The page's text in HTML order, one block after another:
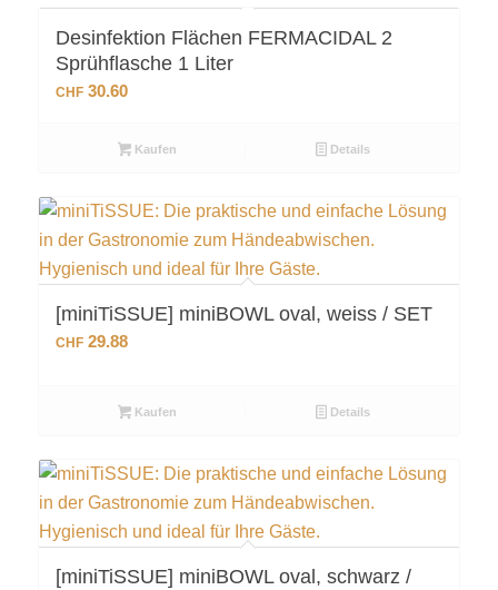
Desinfektion Flächen FERMACIDAL 2
Sprühflasche 1 Liter
CHF30.60
Kaufen Details
[miniTiSSUE] miniBOWL oval, weiss / SET
CHF29.88
Kaufen Details
[miniTiSSUE] miniBOWL oval, schwarz /